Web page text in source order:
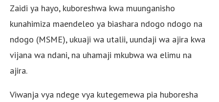
Zaidi ya hayo, kuboreshwa kwa muunganisho
kunahimiza maendeleo ya biashara ndogo ndogo na
ndogo (MSME), ukuaji wa utalii, uundaji wa ajira kwa
vijana wa ndani, na uhamaji mkubwa wa elimu na
ajira.
Viwanja vya ndege vya kutegemewa pia huboresha